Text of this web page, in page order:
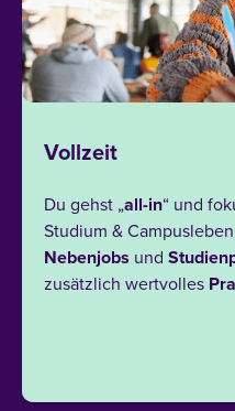
Vollzeit
Du gehst „all-in“ und
Studium &
Nebenjobs und
zusätzlich wertvolles